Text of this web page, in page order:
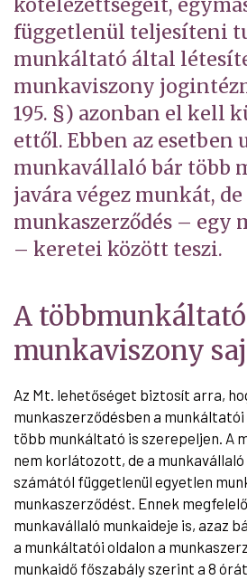
kötelezettségeit,
függetlenül teljesíteni
munkáltató által
munkaviszony
195. §) azonban el kell
ettől. Ebben az esetben
munkavállaló bár több
javára végez munkát,
munkaszerződés – egy
– keretei között teszi.
A
munkaviszony
Az Mt. lehetőséget biztosít arra,
munkaszerződésben a
több munkáltató is szerepeljen. A
nem korlátozott, de a
számától függetlenül egyetlen
munkaszerződést. Ennek
munkavállaló munkaideje is, azaz
a munkáltatói oldalon a
munkaidő főszabály szerint a 8